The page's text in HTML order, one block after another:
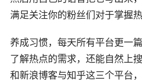
满足关注你的粉丝们对于掌握
养成习惯，每天所有平台更一
了解热点的需求，还能自然上
和新浪博客与知乎这三个平台